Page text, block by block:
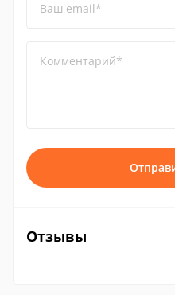
Ваш email*
Комментарий*
Отзывы